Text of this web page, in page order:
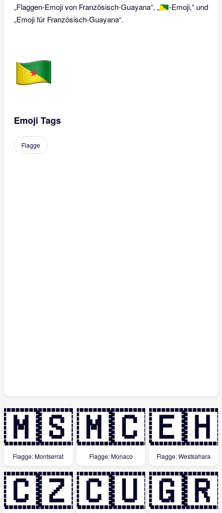
„Flaggen-Emoji von Französisch-Guayana“, „🇬🇫-Emoji,“ und
„Emoji für Französisch-Guayana“.
Emoji Tags
Flagge
🇲🇸
Flagge: Montserrat
🇲🇨
Flagge: Monaco
🇪🇭
Flagge: Westsahara
🇨🇿🇨🇺🇬🇷